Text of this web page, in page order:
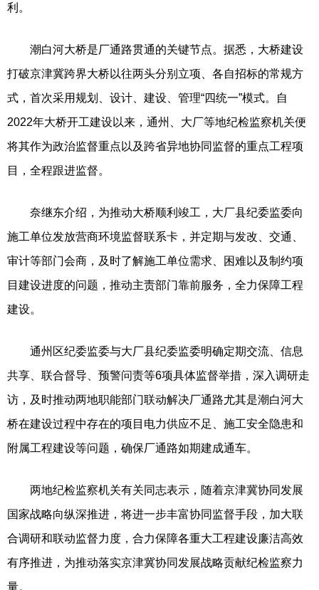
利。
潮白河大桥是厂通路贯通的关键节点。据悉，大桥建设
打破京津冀跨界大桥以往两头分别立项、各自招标的常规方
式，首次采用规划、设计、建设、管理“四统一”模式。自
2022年大桥开工建设以来，通州、大厂等地纪检监察机关便
将其作为政治监督重点以及跨省异地协同监督的重点工程项
目，全程跟进监督。
奈继东介绍，为推动大桥顺利竣工，大厂县纪委监委向
施工单位发放营商环境监督联系卡，并定期与发改、交通、
审计等部门会商，及时了解施工单位需求、困难以及制约项
目建设进度的问题，推动主责部门靠前服务，全力保障工程
建设。
通州区纪委监委与大厂县纪委监委明确定期交流、信息
共享、联合督导、预警问责等6项具体监督举措，深入调研走
访，及时推动两地职能部门联动解决厂通路尤其是潮白河大
桥在建设过程中存在的项目电力供应不足、施工安全隐患和
附属工程建设等问题，确保厂通路如期建成通车。
两地纪检监察机关有关同志表示，随着京津冀协同发展
国家战略向纵深推进，将进一步丰富协同监督手段，加大联
合调研和联动监督力度，合力保障各重大工程建设廉洁高效
有序推进，为推动落实京津冀协同发展战略贡献纪检监察力
量。